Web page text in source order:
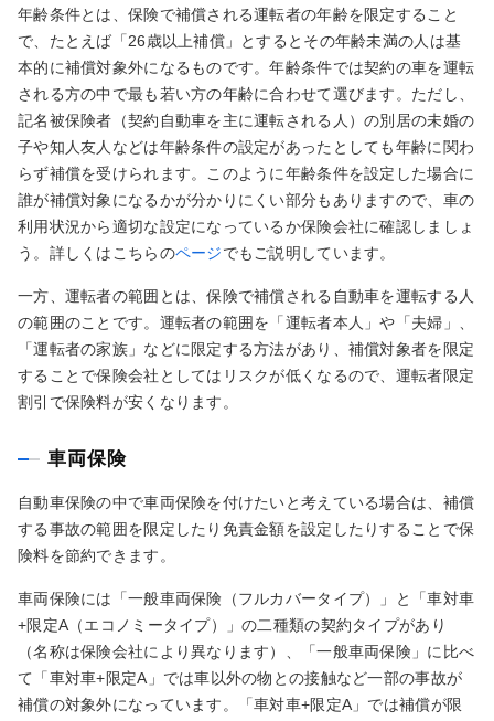
年齢条件とは、保険で補償される運転者の年齢を限定すること
で、たとえば「26歳以上補償」とするとその年齢未満の人は基
本的に補償対象外になるものです。年齢条件では契約の車を運転
される方の中で最も若い方の年齢に合わせて選びます。ただし、
記名被保険者（契約自動車を主に運転される人）の別居の未婚の
子や知人友人などは年齢条件の設定があったとしても年齢に関わ
らず補償を受けられます。このように年齢条件を設定した場合に
誰が補償対象になるかが分かりにくい部分もありますので、車の
利用状況から適切な設定になっているか保険会社に確認しましょ
う。詳しくはこちらのページでもご説明しています。
一方、運転者の範囲とは、保険で補償される自動車を運転する人
の範囲のことです。運転者の範囲を「運転者本人」や「夫婦」、
「運転者の家族」などに限定する方法があり、補償対象者を限定
することで保険会社としてはリスクが低くなるので、運転者限定
割引で保険料が安くなります。
車両保険
自動車保険の中で車両保険を付けたいと考えている場合は、補償
する事故の範囲を限定したり免責金額を設定したりすることで保
険料を節約できます。
車両保険には「一般車両保険（フルカバータイプ）」と「車対車
+限定A（エコノミータイプ）」の二種類の契約タイプがあり
（名称は保険会社により異なります）、「一般車両保険」に比べ
て「車対車+限定A」では車以外の物との接触など一部の事故が
補償の対象外になっています。「車対車+限定A」では補償が限